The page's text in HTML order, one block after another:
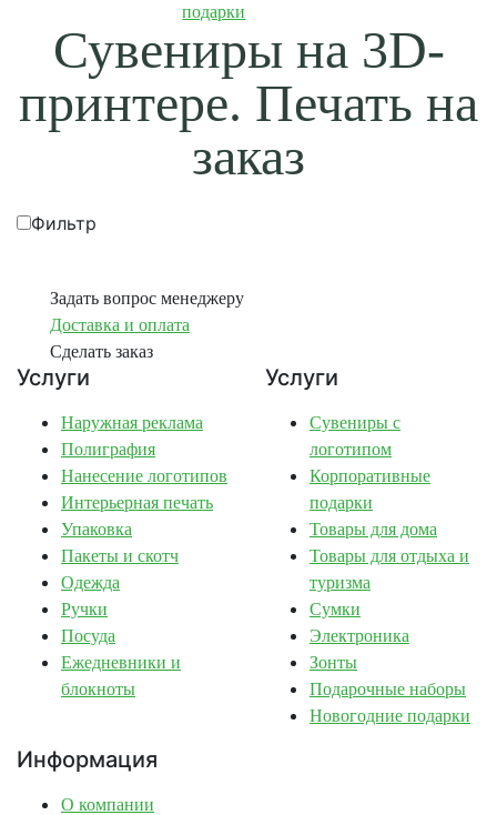
подарки
Сувениры на 3D-
принтере. Печать на
заказ
Фильтр
Задать вопрос менеджеру
Доставка и оплата
Сделать заказ
Услуги
Наружная реклама
Полиграфия
Нанесение логотипов
Интерьерная печать
Упаковка
Пакеты и скотч
Одежда
Ручки
Посуда
Ежедневники и
блокноты
Услуги
Сувениры с
логотипом
Корпоративные
подарки
Товары для дома
Товары для отдыха и
туризма
Сумки
Электроника
Зонты
Подарочные наборы
Новогодние подарки
Информация
О компании